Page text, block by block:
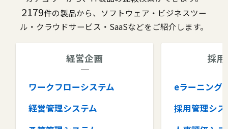
2179件の製品から、ソフトウェア・ビジネスツー
ル・クラウドサービス・SaaSなどをご紹介します。
経営企画
ワークフローシステム
経営管理システム
採
eラーニング
採用管理シス